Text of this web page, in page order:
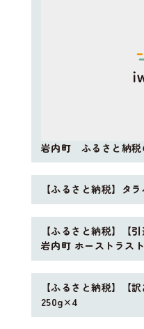
岩内町 ふるさと納税
【ふるさと納税】タ
【ふるさと納税】【
岩内町 ホーストラス
【ふるさと納税】【
250g×4